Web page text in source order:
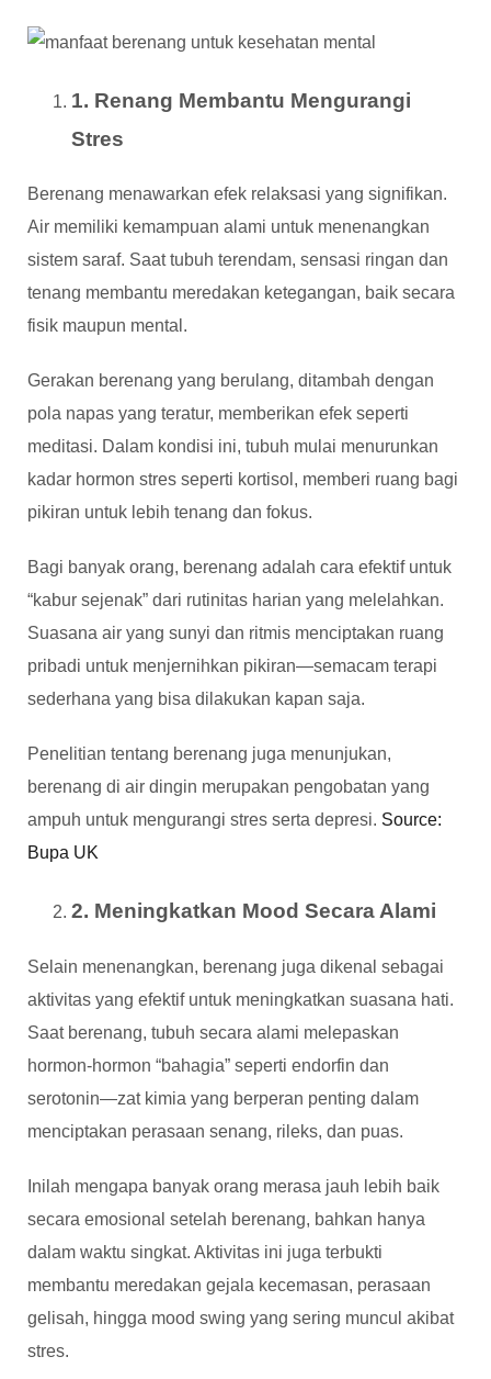
1. Renang Membantu Mengurangi
Stres
Berenang menawarkan efek relaksasi yang signifikan.
Air memiliki kemampuan alami untuk menenangkan
sistem saraf. Saat tubuh terendam, sensasi ringan dan
tenang membantu meredakan ketegangan, baik secara
fisik maupun mental.
Gerakan berenang yang berulang, ditambah dengan
pola napas yang teratur, memberikan efek seperti
meditasi. Dalam kondisi ini, tubuh mulai menurunkan
kadar hormon stres seperti kortisol, memberi ruang bagi
pikiran untuk lebih tenang dan fokus.
Bagi banyak orang, berenang adalah cara efektif untuk
“kabur sejenak” dari rutinitas harian yang melelahkan.
Suasana air yang sunyi dan ritmis menciptakan ruang
pribadi untuk menjernihkan pikiran—semacam terapi
sederhana yang bisa dilakukan kapan saja.
Penelitian tentang berenang juga menunjukan,
berenang di air dingin merupakan pengobatan yang
ampuh untuk mengurangi stres serta depresi. Source:
Bupa UK
2. Meningkatkan Mood Secara Alami
Selain menenangkan, berenang juga dikenal sebagai
aktivitas yang efektif untuk meningkatkan suasana hati.
Saat berenang, tubuh secara alami melepaskan
hormon-hormon “bahagia” seperti endorfin dan
serotonin—zat kimia yang berperan penting dalam
menciptakan perasaan senang, rileks, dan puas.
Inilah mengapa banyak orang merasa jauh lebih baik
secara emosional setelah berenang, bahkan hanya
dalam waktu singkat. Aktivitas ini juga terbukti
membantu meredakan gejala kecemasan, perasaan
gelisah, hingga mood swing yang sering muncul akibat
stres.